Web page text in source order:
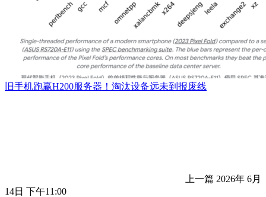
旧手机跑赢H200服务器！淘汰设备远未到报废线
上一篇 2026年 6月
14日 下午11:00